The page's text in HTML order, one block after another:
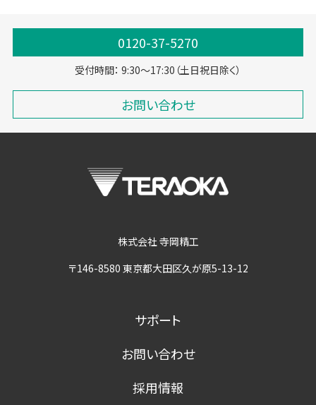
0120-37-5270
受付時間： 9:30～17:30（土日祝日除く）
お問い合わせ
株式会社 寺岡精工
〒146-8580 東京都大田区久が原5-13-12
サポート
お問い合わせ
採用情報